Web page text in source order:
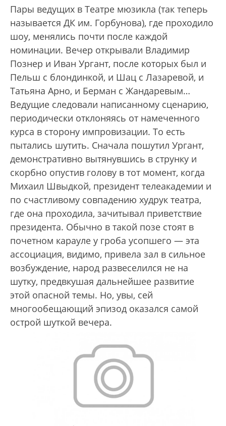
Пары ведущих в Театре мюзикла (так теперь
называется ДК им. Горбунова), где проходило
шоу, менялись почти после каждой
номинации. Вечер открывали Владимир
Познер и Иван Ургант, после которых был и
Пельш с блондинкой, и Шац с Лазаревой, и
Татьяна Арно, и Берман с Жандаревым…
Ведущие следовали написанному сценарию,
периодически отклоняясь от намеченного
курса в сторону импровизации. То есть
пытались шутить. Сначала пошутил Ургант,
демонстративно вытянувшись в струнку и
скорбно опустив голову в тот момент, когда
Михаил Швыдкой, президент телеакадемии и
по счастливому совпадению худрук театра,
где она проходила, зачитывал приветствие
президента. Обычно в такой позе стоят в
почетном карауле у гроба усопшего — эта
ассоциация, видимо, привела зал в сильное
возбуждение, народ развеселился не на
шутку, предвкушая дальнейшее развитие
этой опасной темы. Но, увы, сей
многообещающий эпизод оказался самой
острой шуткой вечера.